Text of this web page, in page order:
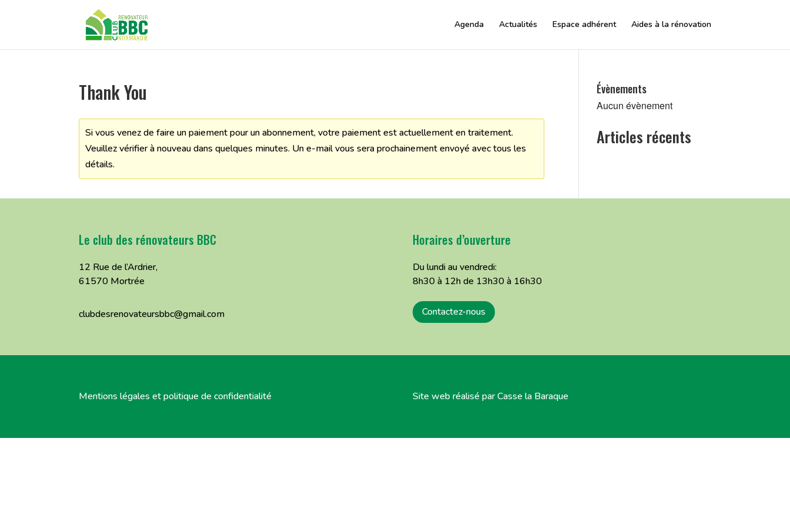
Agenda Actualités Espace adhérent Aides à la rénovation
Thank You
Si vous venez de faire un paiement pour un abonnement, votre paiement est actuellement en traitement.
Veuillez vérifier à nouveau dans quelques minutes. Un e-mail vous sera prochainement envoyé avec tous les
détails.
Évènements
Aucun évènement
Articles récents
Le club des rénovateurs BBC
12 Rue de l’Ardrier,
61570 Mortrée
clubdesrenovateursbbc@gmail.com
Horaires d’ouverture
Du lundi au vendredi:
8h30 à 12h de 13h30 à 16h30
Contactez-nous
Mentions légales et politique de confidentialité Site web réalisé par Casse la Baraque